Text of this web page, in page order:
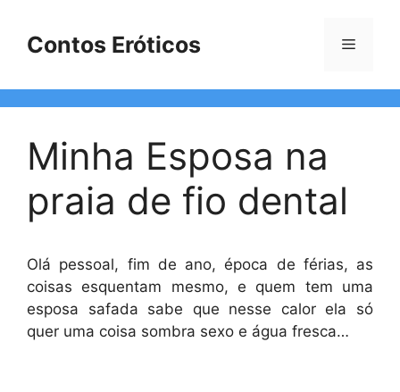
Contos Eróticos Menu
Minha Esposa na
praia de fio dental
Olá pessoal, fim de ano, época de férias, as
coisas esquentam mesmo, e quem tem uma
esposa safada sabe que nesse calor ela só
quer uma coisa sombra sexo e água fresca…